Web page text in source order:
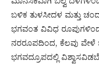
ಬಳಿಕ ತುಳಸೀದಳ ಮತ್ತು
ಭಗವಂತ ವಿವಿಧ ರೂಪುಗಳಿಂದ
ನರರೂಪದಿಂದ, ಕೆಲವು
ಭಗವದ್ರೂಪದಲ್ಲಿ